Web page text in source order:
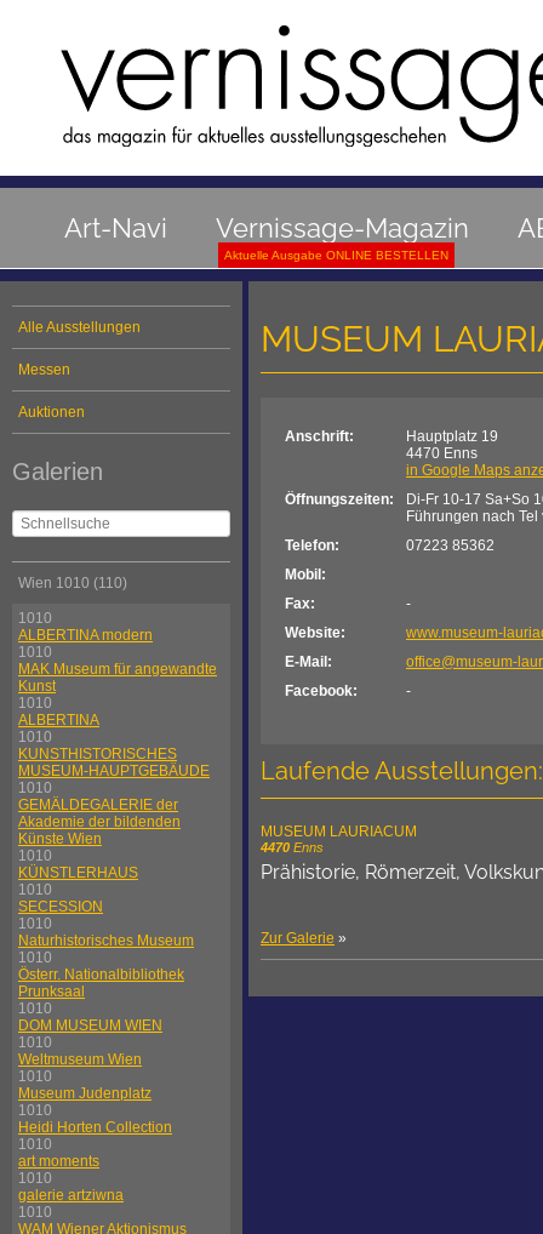
Art-Navi Vernissage-Magazin
Aktuelle Ausgabe ONLINE BESTELLEN
Alle Ausstellungen
Messen
Auktionen
Galerien
Wien 1010 (110)
1010
ALBERTINA modern
1010
MAK Museum für angewandte
Kunst
1010
ALBERTINA
1010
KUNSTHISTORISCHES
MUSEUM-HAUPTGEBÄUDE
1010
GEMÄLDEGALERIE der
Akademie der bildenden
Künste Wien
1010
KÜNSTLERHAUS
1010
SECESSION
1010
Naturhistorisches Museum
1010
Österr. Nationalbibliothek
Prunksaal
1010
DOM MUSEUM WIEN
1010
Weltmuseum Wien
1010
Museum Judenplatz
1010
Heidi Horten Collection
1010
art moments
1010
galerie artziwna
1010
WAM Wiener Aktionismus
MUSEUM
Anschrift:
Hauptplatz 19
4470 Enns
in Google Maps
Öffnungszeiten:
Di-Fr 10-17 Sa+So
Führungen nach Tel
Telefon:
07223 85362
Mobil:
Fax:
-
Website:
www.museum-
E-Mail:
office@museum-
Facebook:
-
Laufende Ausstellungen:
MUSEUM LAURIACUM
4470 Enns
Prähistorie, Römerzeit,
Zur Galerie »